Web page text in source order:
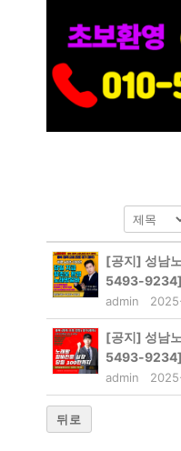
[공지]성남
5493-9234]
admin
[공지]성남
5493-9234]
admin
뒤로